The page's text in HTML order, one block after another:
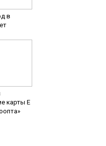
в
карты Е